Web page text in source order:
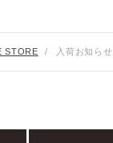
STORE / 入荷お知ら